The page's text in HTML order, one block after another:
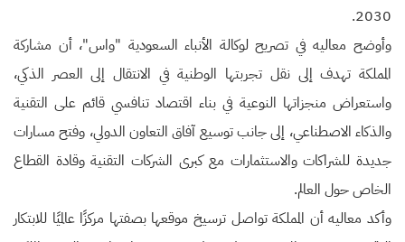
2030.
وأوضح معاليه في تصريح لوكالة الأنباء السعودية "واس"، أن مشاركة
المملكة تهدف إلى نقل تجربتها الوطنية في الانتقال إلى العصر الذكي،
واستعراض منجزاتها النوعية في بناء اقتصاد تنافسي قائم على التقنية
والذكاء الاصطناعي، إلى جانب توسيع آفاق التعاون الدولي، وفتح مسارات
جديدة للشراكات والاستثمارات مع كبرى الشركات التقنية وقادة القطاع
الخاص حول العالم.
وأكد معاليه أن المملكة تواصل ترسيخ موقعها بصفتها مركزًا عالميًا للابتكار